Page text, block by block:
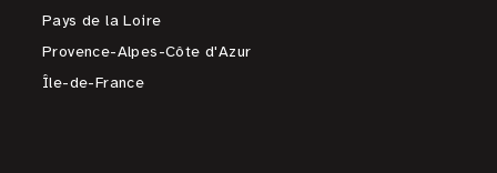
Pays de la Loire
Provence-Alpes-Côte d'Azur
Île-de-France